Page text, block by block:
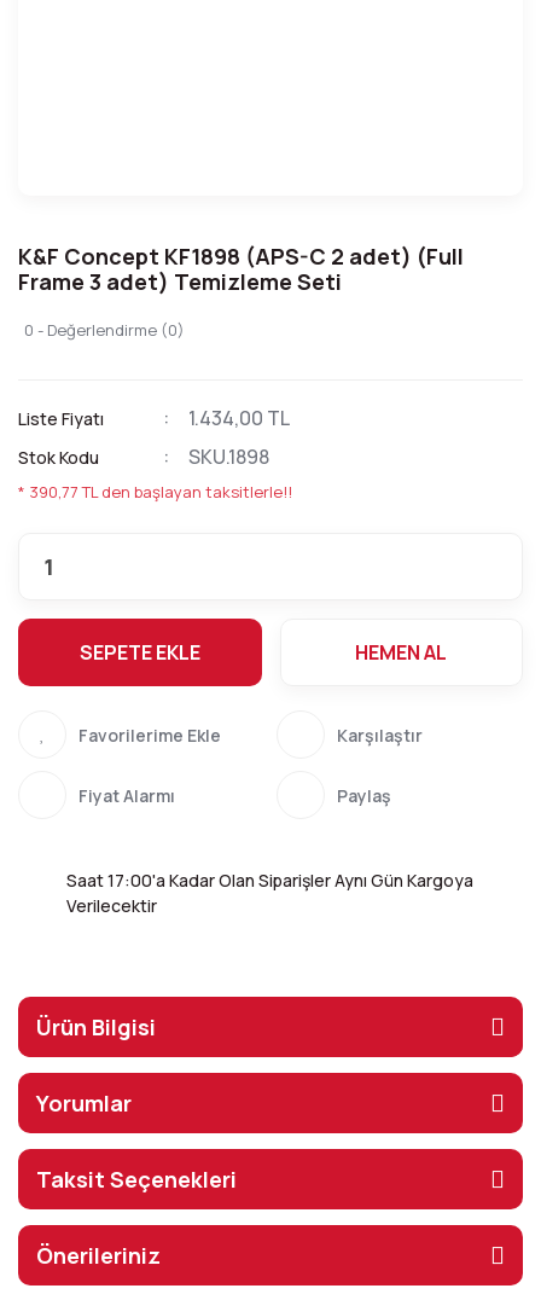
K&F Concept KF1898 (APS-C 2 adet) (Full
Frame 3 adet) Temizleme Seti
0 - Değerlendirme (0)
Liste Fiyatı 1.434,00 TL
Stok Kodu SKU.1898
* 390,77 TL den başlayan taksitlerle!!
SEPETE EKLE HEMEN AL
Karşılaştır
Fiyat Alarmı Paylaş
Saat 17:00'a Kadar Olan Siparişler Aynı Gün Kargoya
Verilecektir
Ürün Bilgisi
Yorumlar
Taksit Seçenekleri
Önerileriniz